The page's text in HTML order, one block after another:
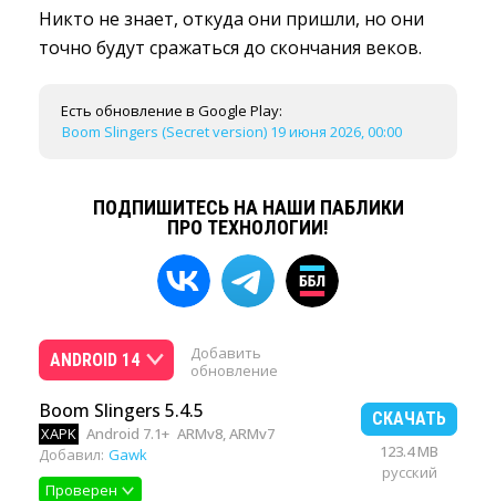
Никто не знает, откуда они пришли, но они
точно будут сражаться до скончания веков.
Есть обновление в Google Play:
Boom Slingers (Secret version) 19 июня 2026, 00:00
ПОДПИШИТЕСЬ НА НАШИ ПАБЛИКИ
ПРО ТЕХНОЛОГИИ!
ANDROID 14
Добавить
обновление
Boom Slingers 5.4.5
XAPK Android 7.1+ ARMv8, ARMv7
Добавил: Gawk
Проверен
СКАЧАТЬ
123.4 MB
русский